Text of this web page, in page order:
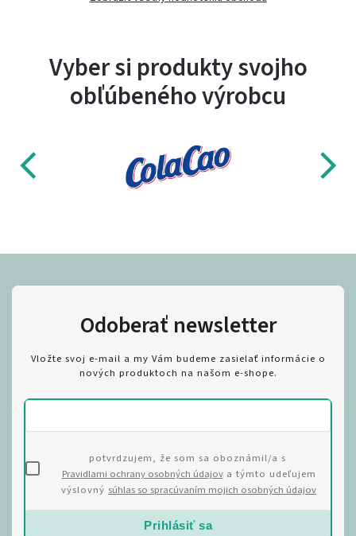
Vyber si produkty svojho
obľúbeného výrobcu
Odoberať newsletter
Vložte svoj e-mail a my Vám budeme zasielať informácie o
nových produktoch na našom e-shope.
potvrdzujem, že som sa oboznámil/a s
Pravidlami ochrany osobných údajova týmto udeľujem
výslovný súhlas so spracúvaním mojich osobných údajov
Prihlásiť sa